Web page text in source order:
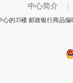
中心简介
的35楼 邮政银行商品